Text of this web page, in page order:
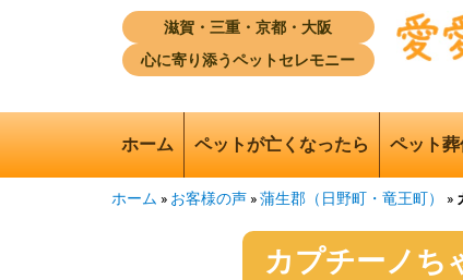
滋賀・三重・京都・大阪
心に寄り添うペットセレモニー
ホーム ペットが亡くなったら ペット
ホーム » お客様の声 »蒲生郡（日野町・竜王町） »
カプチーノち